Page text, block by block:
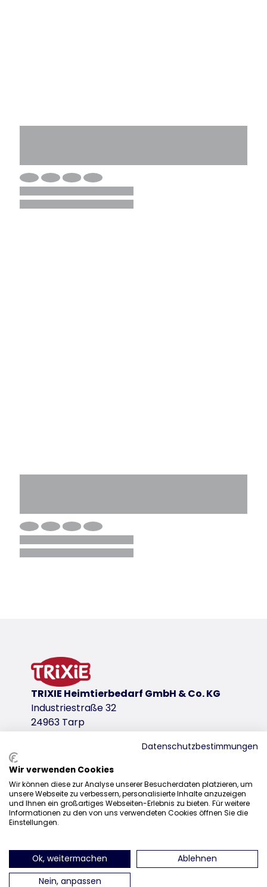
TRIXIE Heimtierbedarf GmbH & Co. KG
Industriestraße 32
24963 Tarp
Distribución
+49 4638 2109-160
sales@trixie.de
encuéntranos en Instagram
encuéntranos en Facebook
encuéntranos en
Datenschutzbestimmungen
Wir verwenden Cookies
Wir können diese zur Analyse unserer Besucherdaten platzieren, um
unsere Webseite zu verbessern, personalisierte Inhalte anzuzeigen
und Ihnen ein großartiges Webseiten-Erlebnis zu bieten. Für weitere
Informationen zu den von uns verwendeten Cookies öffnen Sie die
Einstellungen.
Ok, weitermachen
Ablehnen
Nein, anpassen